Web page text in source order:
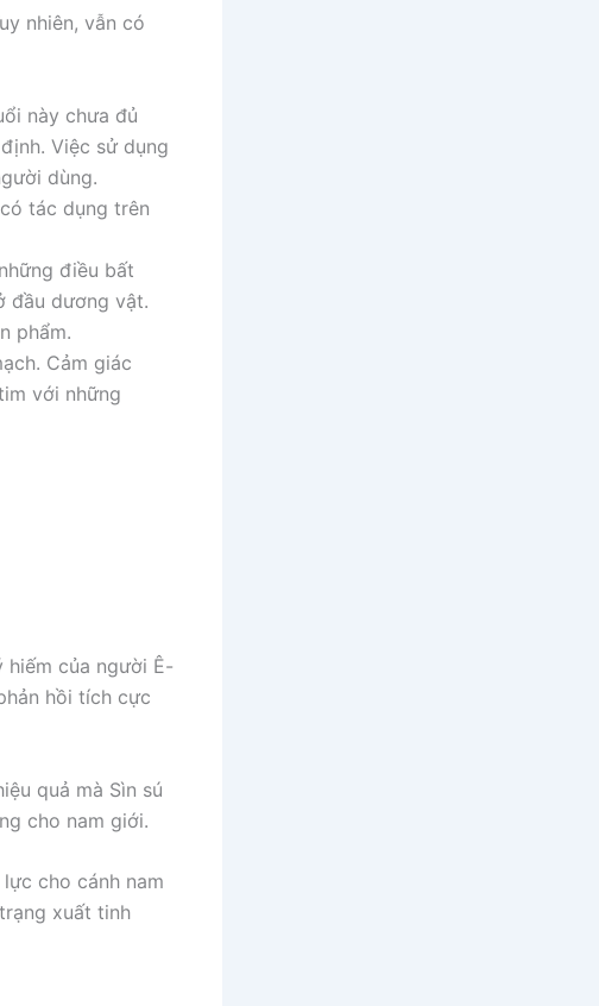
nhiên, vẫn có
này chưa đủ
Việc sử dụng
dùng.
tác dụng trên
điều bất
đầu dương vật.
phẩm.
Cảm giác
với những
của người Ê-
hồi tích cực
quả mà Sìn sú
cho nam giới.
cho cánh nam
xuất tinh